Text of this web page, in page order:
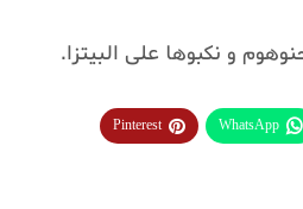
و نكبوها على البيتزا.
WhatsApp
Pinterest